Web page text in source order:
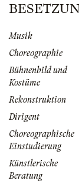
Musik
Choreographie
Bühnenbild und
Kostüme
Rekonstruktion
Dirigent
Choreographische
Einstudierung
Künstlerische
Beratung